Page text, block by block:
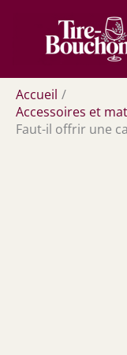
contenu
Accueil
Accessoires et
Faut-il offrir une